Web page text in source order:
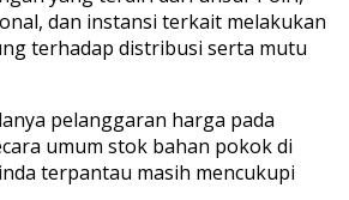
dan instansi terkait melakukan
terhadap distribusi serta mutu
pelanggaran harga pada
umum stok bahan pokok di
terpantau masih mencukupi